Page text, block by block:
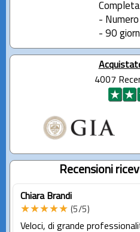
- Numero
- 90
4007
Recensioni
Chiara Brandi
★★★★★ (5/5)
Veloci, di grande